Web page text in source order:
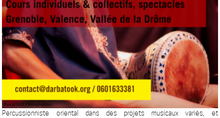
Percussionniste oriental dans des projets musicaux variés, et